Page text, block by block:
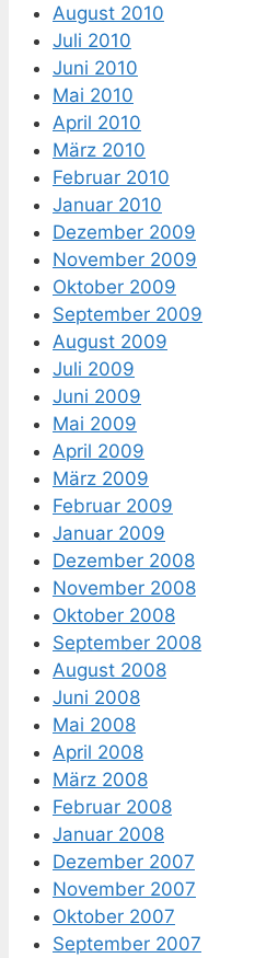
August 2010
Juli 2010
Juni 2010
Mai 2010
April 2010
März 2010
Februar 2010
Januar 2010
Dezember 2009
November 2009
Oktober 2009
September 2009
August 2009
Juli 2009
Juni 2009
Mai 2009
April 2009
März 2009
Februar 2009
Januar 2009
Dezember 2008
November 2008
Oktober 2008
September 2008
August 2008
Juni 2008
Mai 2008
April 2008
März 2008
Februar 2008
Januar 2008
Dezember 2007
November 2007
Oktober 2007
September 2007